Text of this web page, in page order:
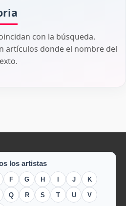
con la búsqueda.
artículos donde el nombre del
los artistas
F G H I J K
Q R S T U V